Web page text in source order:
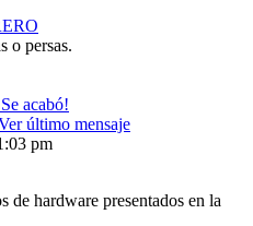
o persas.
acabó!
último mensaje
pm
de hardware presentados en la